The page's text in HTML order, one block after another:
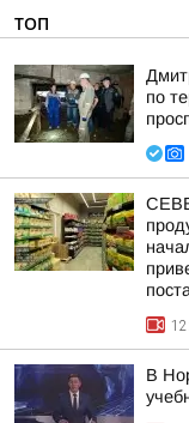
ТОП
по
В